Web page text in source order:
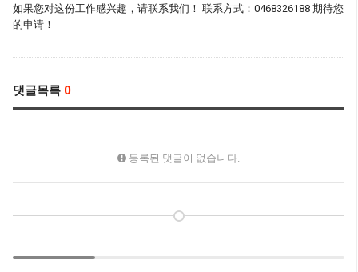
如果您对这份工作感兴趣，请联系我们！ 联系方式：0468326188 期待您
的申请！
댓글목록 0
등록된 댓글이 없습니다.